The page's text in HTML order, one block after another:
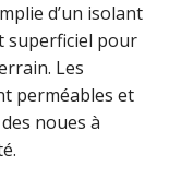
d’un isolant
superficiel pour
Les
perméables et
noues à